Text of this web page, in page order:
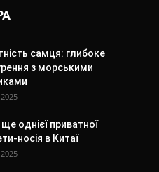
самця: глибоке
з морськими
ще однієї приватної
носія в Китаї